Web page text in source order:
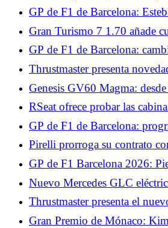
GP de F1 de Barcelona:
de volver a terrenos conocidos
Gran Turismo 7 1.70 añade
coche de seguridad para las
GP de F1 de Barcelona:
Williams y Cadillac el viernes
Thrustmaster presenta
FlightSimExpo 2026.
Genesis GV60 Magma:
deportivo eléctrico llega a
RSeat ofrece probar las
Horas de Le Mans, promos y
GP de F1 de Barcelona:
canales de TV para el fin de
Antonelli sigue imbatible?
Pirelli prorroga su contrato
apuesta por la estabilidad
GP de F1 Barcelona 2026:
deshacerse de la decepción de
Nuevo Mercedes GLC
eléctricos se amplía, los
Thrustmaster presenta el
499P X Las 24 Horas de Le
Gran Premio de Mónaco: